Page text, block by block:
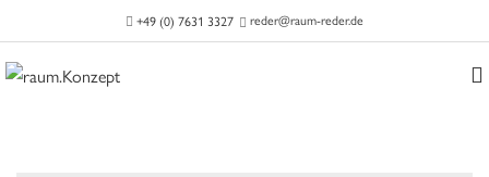
+49 (0) 7631 3327 reder@raum-reder.de